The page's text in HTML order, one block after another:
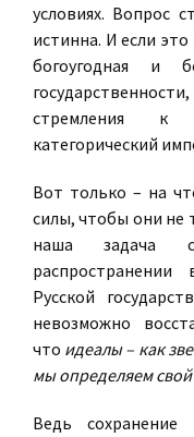
условиях. Вопрос
истинна. И если
богоугодная и
стремления к
категорический
Вот только – на
силы, чтобы они не
наша задача
Русской
невозможно
что идеалы – как
мы определяем свой
Ведь сохранение